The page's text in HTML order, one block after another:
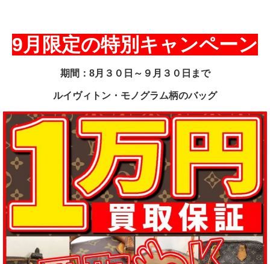
9月限定の特別キャンペーン
期間：8月３０日～９月３０日まで
ルイヴィトン・モノグラム柄のバッグ